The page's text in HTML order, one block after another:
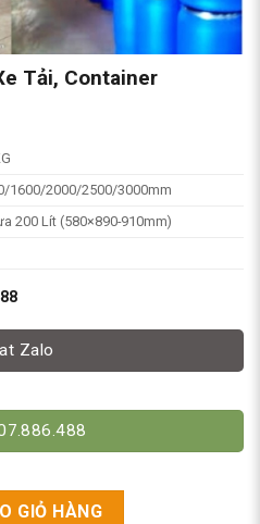
Tải, Container
1600/2000/2500/3000mm
200 Lít (580×890-910mm)
Zalo
Container số lượng
GIỎ HÀNG